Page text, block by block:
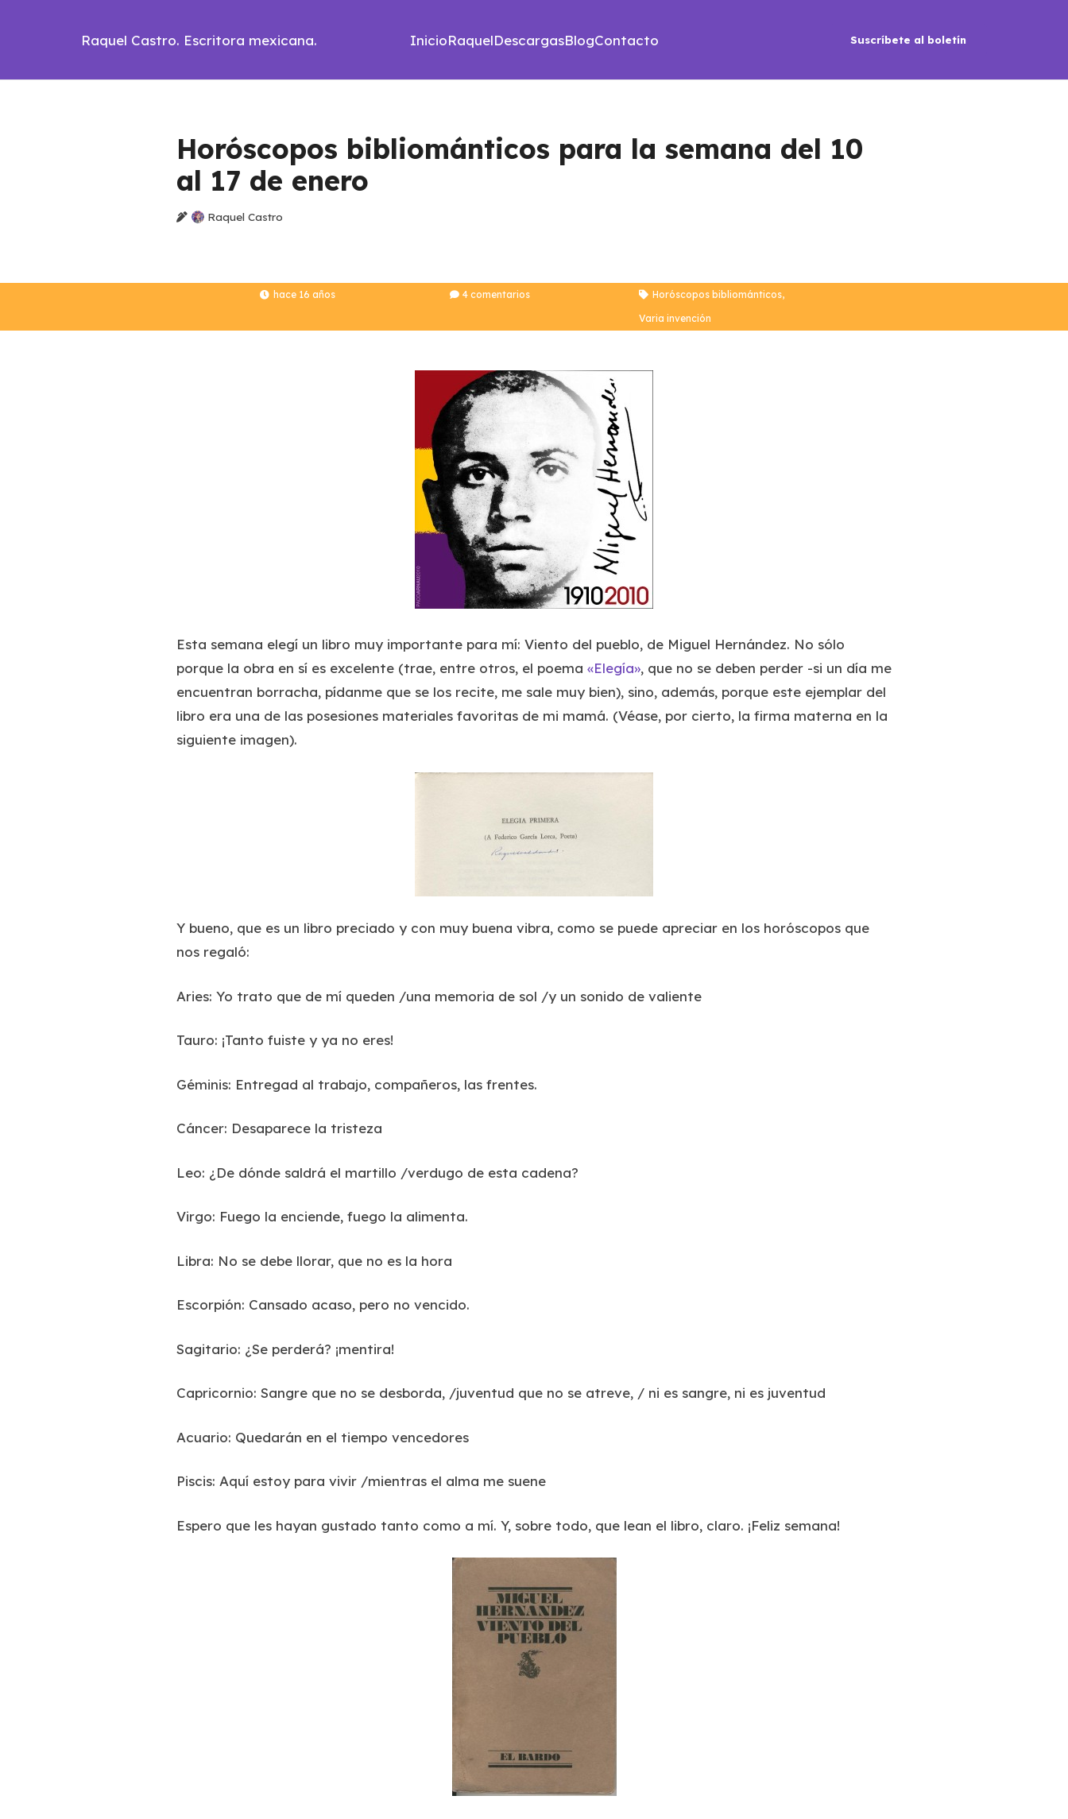
Raquel Castro. Escritora mexicana. InicioRaquelDescargasBlogContacto Suscríbete al boletín
Horóscopos bibliománticos para la semana del 10
al 17 de enero
Raquel Castro
hace 16 años 4comentarios Horóscopos bibliománticos,
Varia invención
Esta semana elegí un libro muy importante para mí: Viento del pueblo, de Miguel Hernández. No sólo
porque la obra en sí es excelente (trae, entre otros, el poema «Elegía», que no se deben perder -si un día me
encuentran borracha, pídanme que se los recite, me sale muy bien), sino, además, porque este ejemplar del
libro era una de las posesiones materiales favoritas de mi mamá. (Véase, por cierto, la firma materna en la
siguiente imagen).
Y bueno, que es un libro preciado y con muy buena vibra, como se puede apreciar en los horóscopos que
nos regaló:
Aries: Yo trato que de mí queden /una memoria de sol /y un sonido de valiente
Tauro: ¡Tanto fuiste y ya no eres!
Géminis: Entregad al trabajo, compañeros, las frentes.
Cáncer: Desaparece la tristeza
Leo: ¿De dónde saldrá el martillo /verdugo de esta cadena?
Virgo: Fuego la enciende, fuego la alimenta.
Libra: No se debe llorar, que no es la hora
Escorpión: Cansado acaso, pero no vencido.
Sagitario: ¿Se perderá? ¡mentira!
Capricornio: Sangre que no se desborda, /juventud que no se atreve, / ni es sangre, ni es juventud
Acuario: Quedarán en el tiempo vencedores
Piscis: Aquí estoy para vivir /mientras el alma me suene
Espero que les hayan gustado tanto como a mí. Y, sobre todo, que lean el libro, claro. ¡Feliz semana!